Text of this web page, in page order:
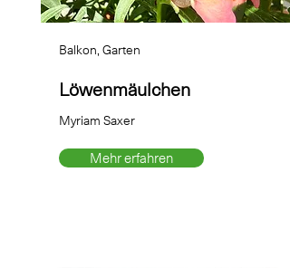
Balkon, Garten
Löwenmäulchen
Myriam Saxer
Mehr erfahren